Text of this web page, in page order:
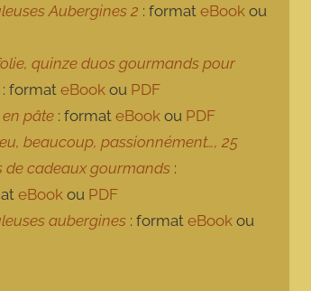
Aubergines 2 : formateBook ou
quinze duos gourmands pour
: formateBook ou PDF
en pâte : formateBook ou PDF
beaucoup, passionnément…, 25
de cadeaux gourmands :
eBook ou PDF
aubergines : formateBook ou